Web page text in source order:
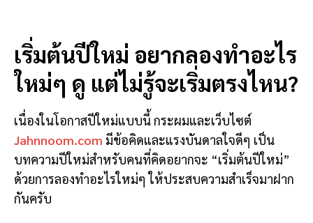
เริ่มต้นปีใหม่ อยากลองทำอะไร
ใหม่ๆ ดู แต่ไม่รู้จะเริ่มตรงไหน?
เนื่องในโอกาสปีใหม่แบบนี้ กระผมและเว็บไซต์
Jahnnoom.com มีข้อคิดและแรงบันดาลใจดีๆ เป็น
บทความปีใหม่สำหรับคนที่คิดอยากจะ “เริ่มต้นปีใหม่”
ด้วยการลองทำอะไรใหม่ๆ ให้ประสบความสำเร็จมาฝาก
กันครับ